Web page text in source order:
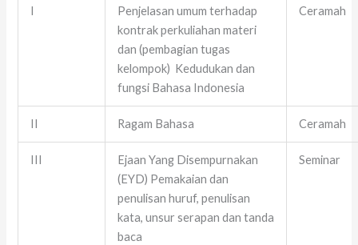
Penjelasan umum terhadap
kontrak perkuliahan materi
dan (pembagian tugas
kelompok) Kedudukan dan
fungsi Bahasa Indonesia
Ceramah
Ragam Bahasa Ceramah
Ejaan Yang Disempurnakan
(EYD) Pemakaian dan
penulisan huruf, penulisan
kata, unsur serapan dan tanda
baca
Seminar